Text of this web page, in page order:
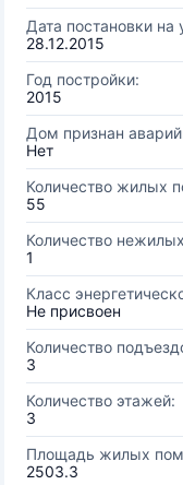
Дата постановки на
28.12.2015
Год постройки:
2015
Дом признан
Нет
Количество жилых
55
Количество
1
Класс
Не присвоен
Количество
3
Количество этажей:
3
Площадь жилых
2503.3